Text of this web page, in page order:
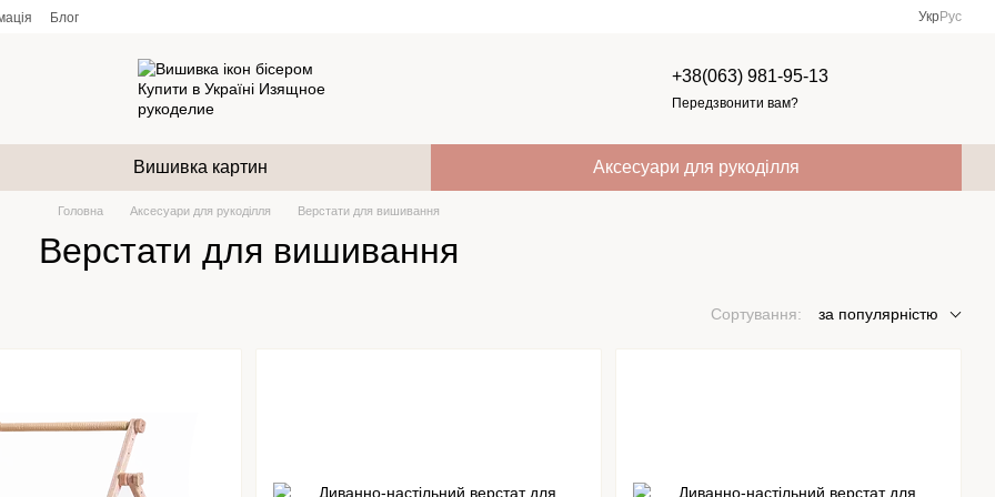
Блог УкрРус
+38(063) 981-95-13
Передзвонити вам?
Вишивка картин Аксесуари для рукоділля
Головна Аксесуари для рукоділля Верстати для вишивання
Верстати для вишивання
Сортування: за популярністю